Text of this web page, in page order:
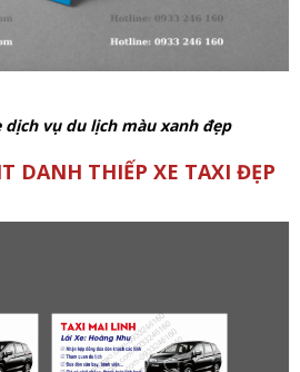
dịch vụ du lịch màu xanh đẹp
DANH THIẾP XE TAXI ĐẸP